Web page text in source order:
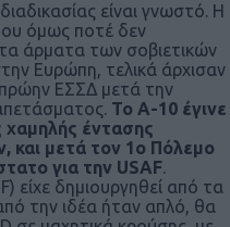
είναι γνωστό. Η
όμως ποτέ δεν
άρματα των σοβιετικών
Ευρώπη, τελικά άρχισαν
ΕΣΣΔ μετά την
Το Α-10 έγινε
χαμηλής έντασης
και μετά τον 1ο Πόλεμο
για την USAF.
είχε δημιουργηθεί από τα
την ιδέα ήταν απλό, θα